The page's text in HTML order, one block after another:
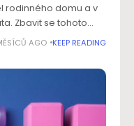
rodinného domu a v
Zbavit se tohoto
nadlidský úkol. A
AGO KEEP READING